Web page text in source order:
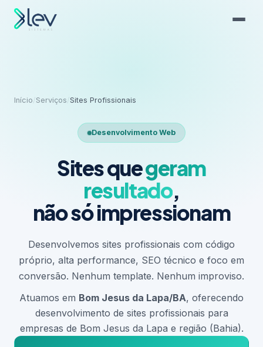
Início Serviços Sites Profissionais
Desenvolvimento Web
Sites quegeram
resultado,
não só impressionam
Desenvolvemos sites profissionais com código
próprio, alta performance, SEO técnico e foco em
conversão. Nenhum template. Nenhum improviso.
Atuamos em Bom Jesus da Lapa/BA, oferecendo
desenvolvimento de sites profissionais para
empresas de Bom Jesus da Lapa e região (Bahia).